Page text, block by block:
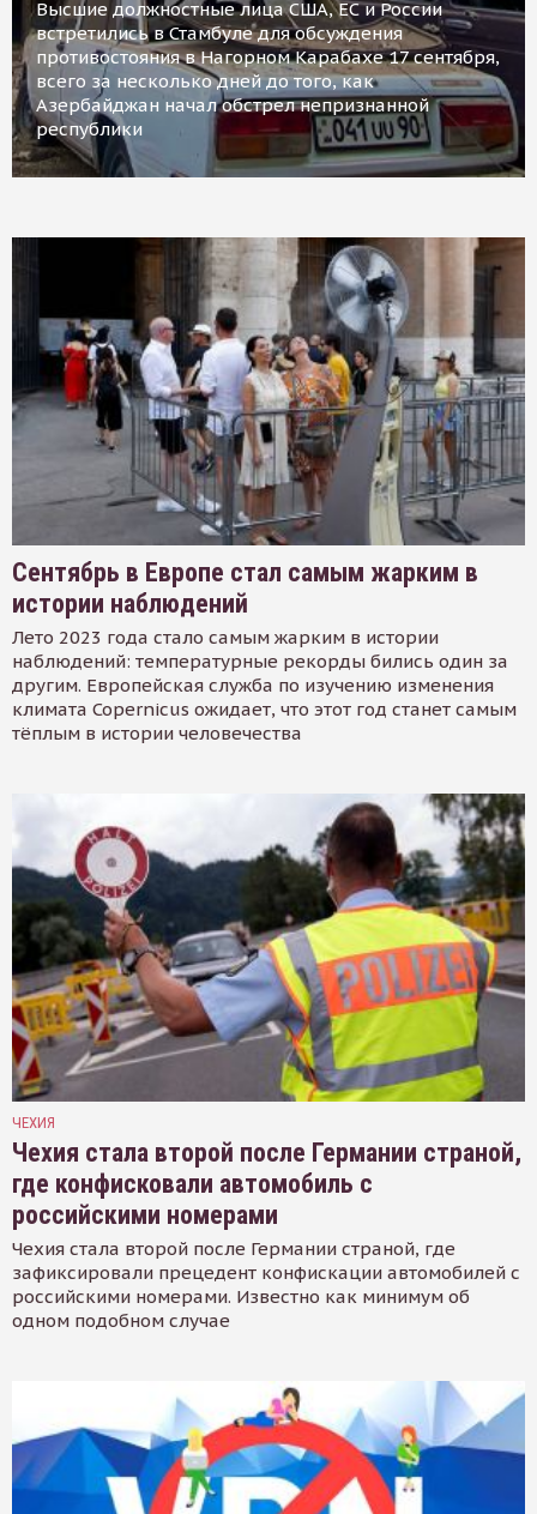
Высшие должностные лица США, ЕС и России
встретились в Стамбуле для обсуждения
противостояния в Нагорном Карабахе 17 сентября,
всего за несколько дней до того, как
Азербайджан начал обстрел непризнанной
республики
Сентябрь в Европе стал самым жарким в
истории наблюдений
Лето 2023 года стало самым жарким в истории
наблюдений: температурные рекорды бились один за
другим. Европейская служба по изучению изменения
климата Copernicus ожидает, что этот год станет самым
тёплым в истории человечества
ЧЕХИЯ
Чехия стала второй после Германии страной,
где конфисковали автомобиль с
российскими номерами
Чехия стала второй после Германии страной, где
зафиксировали прецедент конфискации автомобилей с
российскими номерами. Известно как минимум об
одном подобном случае